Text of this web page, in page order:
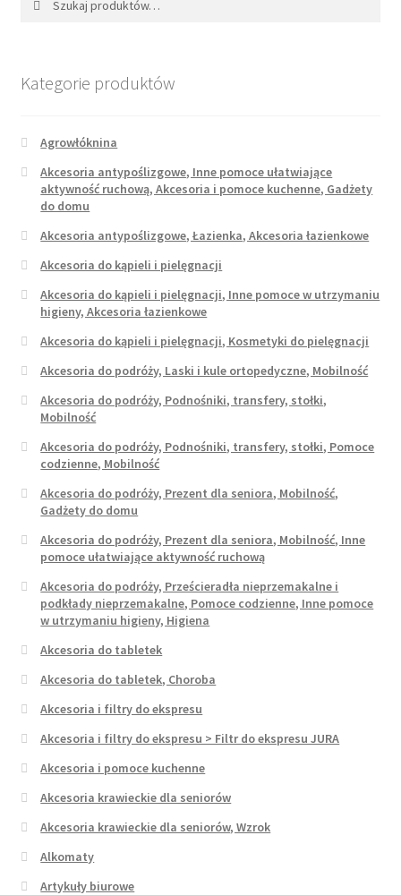
Kategorie produktów
Agrowłóknina
Akcesoria antypoślizgowe, Inne pomoce ułatwiające
aktywność ruchową, Akcesoria i pomoce kuchenne, Gadżety
do domu
Akcesoria antypoślizgowe, Łazienka, Akcesoria łazienkowe
Akcesoria do kąpieli i pielęgnacji
Akcesoria do kąpieli i pielęgnacji, Inne pomoce w utrzymaniu
higieny, Akcesoria łazienkowe
Akcesoria do kąpieli i pielęgnacji, Kosmetyki do pielęgnacji
Akcesoria do podróży, Laski i kule ortopedyczne, Mobilność
Akcesoria do podróży, Podnośniki, transfery, stołki,
Mobilność
Akcesoria do podróży, Podnośniki, transfery, stołki, Pomoce
codzienne, Mobilność
Akcesoria do podróży, Prezent dla seniora, Mobilność,
Gadżety do domu
Akcesoria do podróży, Prezent dla seniora, Mobilność, Inne
pomoce ułatwiające aktywność ruchową
Akcesoria do podróży, Prześcieradła nieprzemakalne i
podkłady nieprzemakalne, Pomoce codzienne, Inne pomoce
w utrzymaniu higieny, Higiena
Akcesoria do tabletek
Akcesoria do tabletek, Choroba
Akcesoria i filtry do ekspresu
Akcesoria i filtry do ekspresu > Filtr do ekspresu JURA
Akcesoria i pomoce kuchenne
Akcesoria krawieckie dla seniorów
Akcesoria krawieckie dla seniorów, Wzrok
Alkomaty
Artykuły biurowe